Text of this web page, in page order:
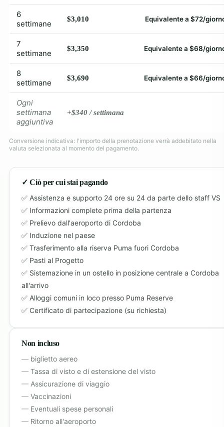
6
settimane
$3,010 Equivalente a $72/
7
settimane
$3,350 Equivalente a $68/
8
settimane
$3,690 Equivalente a $66/
Ogni
settimana
aggiuntiva
+$340 / settimana
Conversione indicativa: l'importo della prenotazione verrà addebitato nella
valuta selezionata al momento del pagamento.
✓ Ciò per cui stai pagando
Assistenza e supporto 24 ore su 24 da parte dello staff VS
Informazioni complete prima della partenza
Prelievo dall'aeroporto di Cordoba
Induzione nel paese
Trasferimento alla riserva Puma fuori Cordoba
Pasti al Progetto
Sistemazione in un ostello in posizione centrale a Cordoba
all'arrivo
Alloggi comuni in loco presso Puma Reserve
Certificato di partecipazione (su richiesta)
Non incluso
biglietto aereo
Tassa di visto e di estensione del visto
Assicurazione di viaggio
Vaccinazioni
Eventuali spese personali
Ritorno all'aeroporto